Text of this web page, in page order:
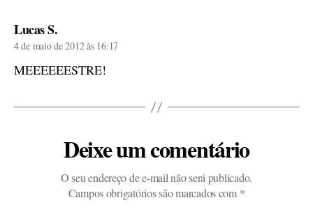
Lucas S.diz:
4 de maio de 2012 às 16:17
MEEEEEESTRE!
Deixe um comentário
O seu endereço de e-mail não será publicado.
Campos obrigatórios são marcados com *